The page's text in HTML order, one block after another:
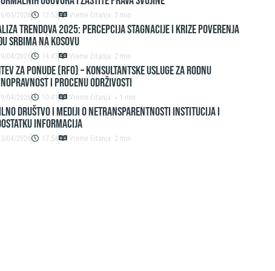
05/2026 13:53 Vreme čitanja: 2 min
TRENDOVA 2025: PERCEPCIJA STAGNACIJE I KRIZE POVERENJA
SRBIMA NA KOSOVU
04/2026 14:47 Vreme čitanja: 2 min
ZA PONUDE (RFO) – Konsultantske usluge za rodnu
i procenu održivosti
04/2026 10:41 Vreme čitanja: < 1 min
društvo i mediji o netransparentnosti institucija i
informacija
04/2026 17:54 Vreme čitanja: 2 min